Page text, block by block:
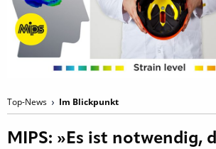
Top-News Im Blickpunkt
MIPS: »Es ist notwendig,